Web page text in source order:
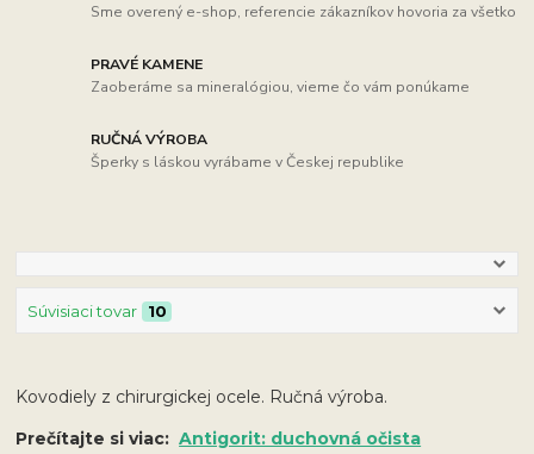
Sme overený e-shop, referencie zákazníkov hovoria za všetko
PRAVÉ KAMENE
Zaoberáme sa mineralógiou, vieme čo vám ponúkame
RUČNÁ VÝROBA
Šperky s láskou vyrábame v Českej republike
Súvisiaci tovar 10
Kovodiely z chirurgickej ocele. Ručná výroba.
Prečítajte si viac:Antigorit: duchovná očista